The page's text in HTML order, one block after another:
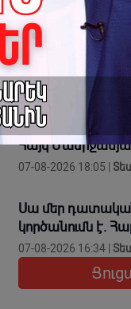
Ինչի՞ եք
ենթադրենք
դոգմա՞ է.
07-08-2026 18:07 |
Մի անգամ էլ
արել,
Հայկ
07-08-2026 18:05 |
Սա մեր
կործանումն է.
07-08-2026 16:34 |